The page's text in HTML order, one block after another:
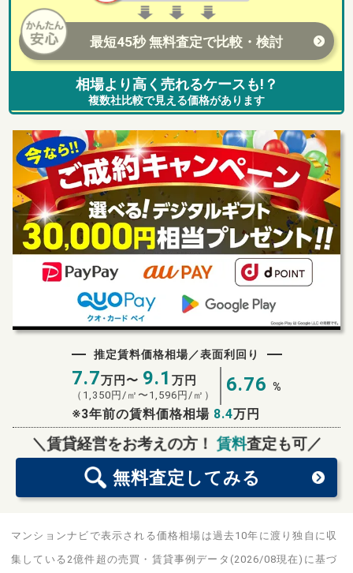
最短45秒 無料査定で比較・検討
相場より高く売れるケースも!？
複数社比較で見える価格があります
推定賃料価格相場／表面利回り
7.7万円〜 9.1 万円
（ 1,350 円/㎡〜 1,596 円/㎡） 6.76 %
※3年前の賃料価格相場 8.4万円
＼賃貸経営をお考えの方！ 賃料査定も可／
無料査定 してみる
無料査定スタート！
マンションナビで表示される価格相場は過去10年に渡り独自に収
集している2億件超の売買・賃貸事例データ(2026/08現在)に基づ